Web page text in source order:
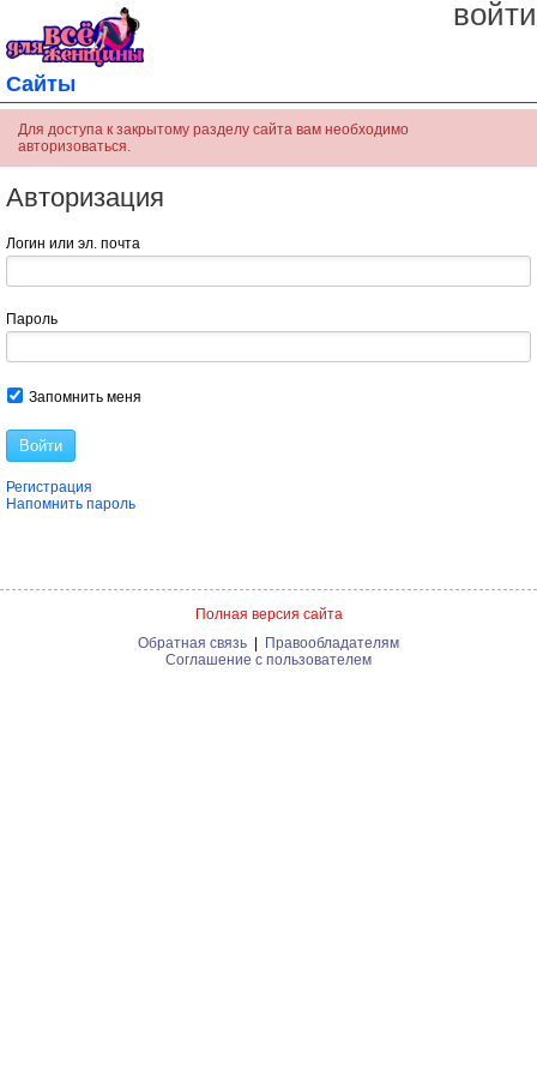
войти
Сайты
Для доступа к закрытому разделу сайта вам необходимо
авторизоваться.
Авторизация
Логин или эл. почта
Пароль
Запомнить меня
Войти
Регистрация
Напомнить пароль
Полная версия сайта
Обратная связь | Правообладателям
Соглашение с пользователем